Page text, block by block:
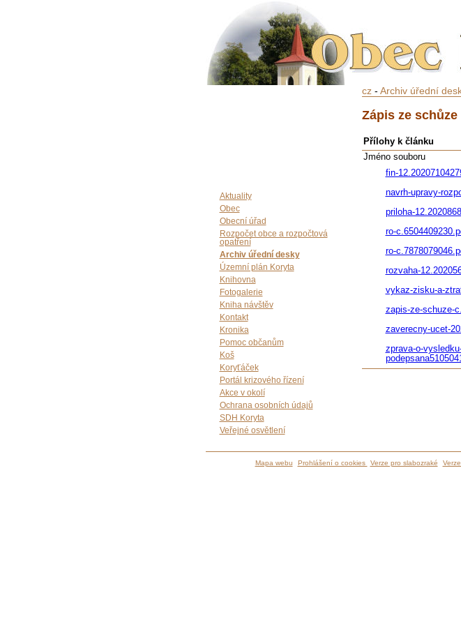
Aktuality
Obec
Obecní úřad
Rozpočet obce a rozpočtová
opatření
Archiv úřední desky
Územní plán Koryta
Knihovna
Fotogalerie
Kniha návštěv
Kontakt
Kronika
Pomoc občanům
Koš
Koryťáček
Portál krizového řízení
Akce v okolí
Ochrana osobních údajů
SDH Koryta
Veřejné osvětlení
cz- Archiv úřední
Zápis ze schůze
Přílohy k článku
Jméno souboru
fin-
navrh-upravy-
priloha-
ro-
ro-
rozvaha-
vykaz-zisku-a-
zapis-ze-schuze-
zaverecny-ucet-
zprava-o-
Mapa webu Prohlášení o cookies Verze pro slabozraké